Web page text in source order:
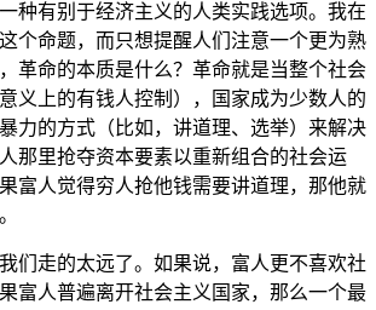
种有别于经济主义的人类实践选项。我在
个命题，而只想提醒人们注意一个更为熟
革命的本质是什么？革命就是当整个社会
义上的有钱人控制），国家成为少数人的
力的方式（比如，讲道理、选举）来解决
那里抢夺资本要素以重新组合的社会运
富人觉得穷人抢他钱需要讲道理，那他就
们走的太远了。如果说，富人更不喜欢社
富人普遍离开社会主义国家，那么一个最